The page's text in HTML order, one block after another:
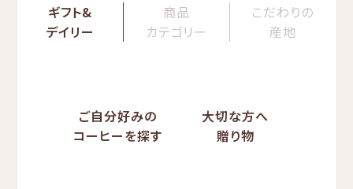
ギフト&
デイリー
商品
カテゴリー
こだわりの
産地
ご自分好みの
コーヒーを探す
大切な方へ
贈り物